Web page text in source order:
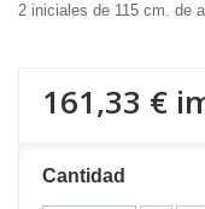
2 iniciales de 115 cm. de
161,33 €
Cantidad